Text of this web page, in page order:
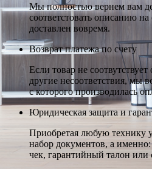
Мы полностью вернем вам
соответстовать описанию на
доставлен вовремя.
Возврат платежа по счету
Если товар не
другие несоответствия, мы
с которого производилась
Юридическая защита и
Приобретая любую технику
набор документов, а
чек, гарантийный талон или